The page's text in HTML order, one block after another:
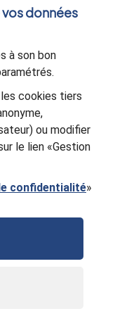
Lancer la
nombres"
vos données
à son bon
cookies tiers
ou modifier
le lien «Gestion
confidentialité»